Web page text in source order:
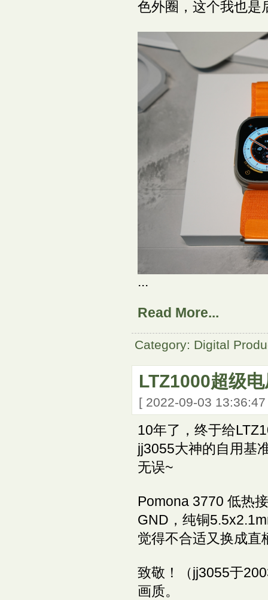
色外圈，这个我也是
...
Read More...
Category: Digital
LTZ1000超级
[ 2022-09-03
10年了，终于给
jj3055大神的自用基
无误~
Pomona 3770 低热
GND，纯铜
觉得不合适又换成直
致敬！（jj3055于
画质。